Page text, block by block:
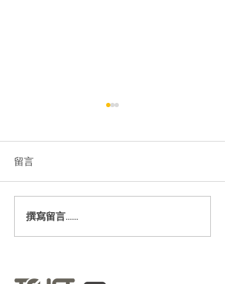
留言
撰寫留言......